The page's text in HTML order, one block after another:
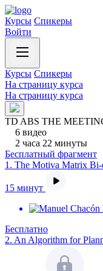
Курсы Спикеры
Войти
Курсы Спикеры
На страницу курса
На страницу курса
TD ABS THE
6 видео
2 часа 22 минуты
Бесплатный фрагмент
1. The Motiva Matrix Bi-
15 минут
Бесплатно
2. An Algorithm for